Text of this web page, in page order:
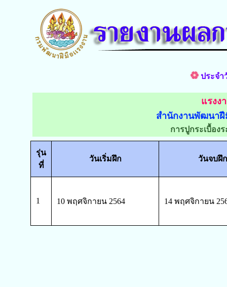
ประจำ
แรงง
สำนักงานพัฒนาฝี
การปูกระเบื้อง
รุ่น
ที่
วันเริ่มฝึก วันจบฝึก
1 10 พฤศจิกายน 2564 14 พฤศจิกายน